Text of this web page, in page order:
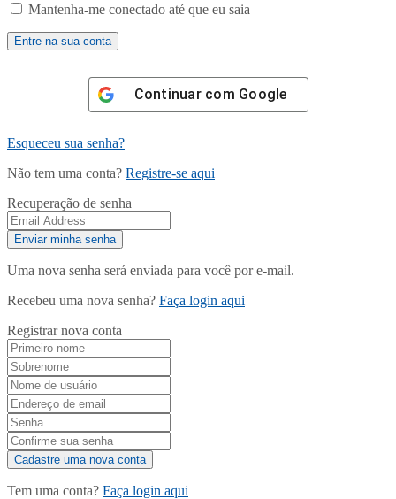
Mantenha-me conectado até que eu saia
Continuar com Google
Esqueceu sua senha?
Não tem uma conta? Registre-se aqui
Recuperação de senha
Uma nova senha será enviada para você por e-mail.
Recebeu uma nova senha? Faça login aqui
Registrar nova conta
Tem uma conta? Faça login aqui